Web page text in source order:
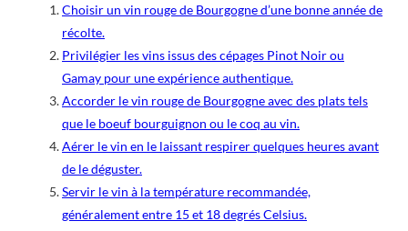
Choisir un vin rouge de Bourgogne d’une bonne année de
récolte.
Privilégier les vins issus des cépages Pinot Noir ou
Gamay pour une expérience authentique.
Accorder le vin rouge de Bourgogne avec des plats tels
que le boeuf bourguignon ou le coq au vin.
Aérer le vin en le laissant respirer quelques heures avant
de le déguster.
Servir le vin à la température recommandée,
généralement entre 15 et 18 degrés Celsius.